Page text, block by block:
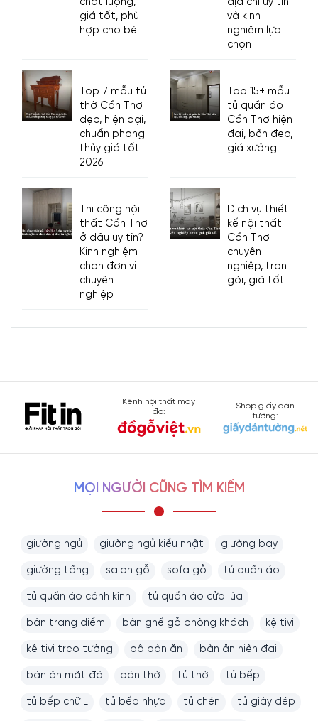
chất lượng,
giá tốt, phù
hợp cho bé
địa chỉ uy tín
và kinh
nghiệm lựa
chọn
Top 7 mẫu tủ
thờ Cần Thơ
đẹp, hiện đại,
chuẩn phong
thủy giá tốt
2026
Top 15+ mẫu
tủ quần áo
Cần Thơ hiện
đại, bền đẹp,
giá xưởng
Thi công nội
thất Cần Thơ
ở đâu uy tín?
Kinh nghiệm
chọn đơn vị
chuyên
nghiệp
Dịch vụ thiết
kế nội thất
Cần Thơ
chuyên
nghiệp, trọn
gói, giá tốt
Kênh nội thất may
đo:
Shop giấy dán
tường:
MỌI NGƯỜI CŨNG TÌM KIẾM
giường ngủ giường ngủ kiểu nhật giường bay
giường tầng salon gỗ sofa gỗ tủ quần áo
tủ quần áo cánh kính tủ quần áo cửa lùa
bàn trang điểm bàn ghế gỗ phòng khách kệ tivi
kệ tivi treo tường bộ bàn ăn bàn ăn hiện đại
bàn ăn mặt đá bàn thờ tủ thờ tủ bếp
tủ bếp chữ L tủ bếp nhựa tủ chén tủ giày dép